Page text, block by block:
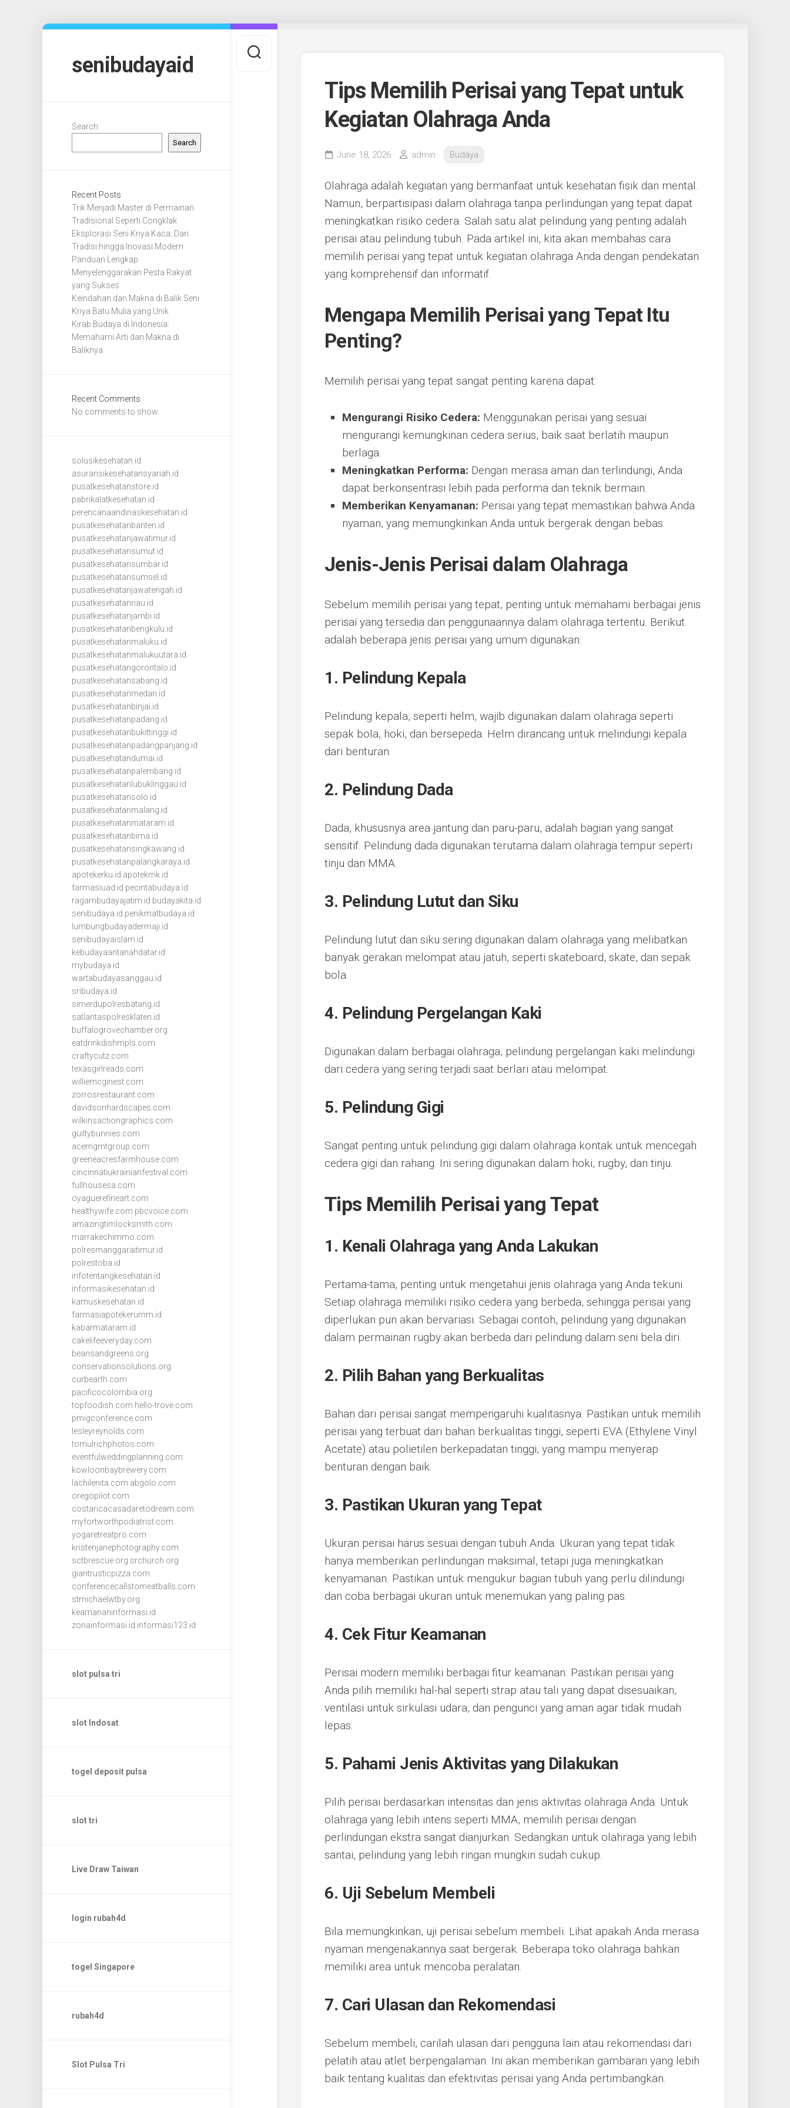
senibudayaid
Search
Search
Recent Posts
Trik Menjadi Master di Permainan
Tradisional Seperti Congklak
Eksplorasi Seni Kriya Kaca: Dari
Tradisi hingga Inovasi Modern
Panduan Lengkap
Menyelenggarakan Pesta Rakyat
yang Sukses
Keindahan dan Makna di Balik Seni
Kriya Batu Mulia yang Unik
Kirab Budaya di Indonesia:
Memahami Arti dan Makna di
Baliknya
Recent Comments
No comments to show.
solusikesehatan.id
asuransikesehatansyariah.id
pusatkesehatanstore.id
pabrikalatkesehatan.id
perencanaandinaskesehatan.id
pusatkesehatanbanten.id
pusatkesehatanjawatimur.id
pusatkesehatansumut.id
pusatkesehatansumbar.id
pusatkesehatansumsel.id
pusatkesehatanjawatengah.id
pusatkesehatanriau.id
pusatkesehatanjambi.id
pusatkesehatanbengkulu.id
pusatkesehatanmaluku.id
pusatkesehatanmalukuutara.id
pusatkesehatangorontalo.id
pusatkesehatansabang.id
pusatkesehatanmedan.id
pusatkesehatanbinjai.id
pusatkesehatanpadang.id
pusatkesehatanbukittinggi.id
pusatkesehatanpadangpanjang.id
pusatkesehatandumai.id
pusatkesehatanpalembang.id
pusatkesehatanlubuklinggau.id
pusatkesehatansolo.id
pusatkesehatanmalang.id
pusatkesehatanmataram.id
pusatkesehatanbima.id
pusatkesehatansingkawang.id
pusatkesehatanpalangkaraya.id
apotekerku.id apotekmk.id
farmasiuad.id pecintabudaya.id
ragambudayajatim.id budayakita.id
senibudaya.id penikmatbudaya.id
lumbungbudayadermaji.id
senibudayaislam.id
kebudayaantanahdatar.id
mybudaya.id
wartabudayasanggau.id
sribudaya.id
simerdupolresbatang.id
satlantaspolresklaten.id
buffalogrovechamber.org
eatdrinkdishmpls.com
craftycutz.com
texasgirlreads.com
williemcginest.com
zorrosrestaurant.com
davidsonhardscapes.com
wilkinsactiongraphics.com
guiltybunnies.com
acemgmtgroup.com
greeneacresfarmhouse.com
cincinnatiukrainianfestival.com
fullhousesa.com
oyaguerefineart.com
healthywife.com pbcvoice.com
amazingtimlocksmith.com
marrakechimmo.com
polresmanggaraitimur.id
polrestoba.id
infotentangkesehatan.id
informasikesehatan.id
kamuskesehatan.id
farmasiapotekerumm.id
kabarmataram.id
cakelifeeveryday.com
beansandgreens.org
conservationsolutions.org
curbearth.com
pacificocolombia.org
topfoodish.com hello-trove.com
pmigconference.com
lesleyreynolds.com
tomulrichphotos.com
eventfulweddingplanning.com
kowloonbaybrewery.com
lachilenita.com abgolo.com
oregopilot.com
costaricacasadaretodream.com
myfortworthpodiatrist.com
yogaretreatpro.com
kristenjanephotography.com
sctbrescue.org srchurch.org
giantrusticpizza.com
conferencecallstomeatballs.com
stmichaelwtby.org
keamananinformasi.id
zonainformasi.id informasi123.id
slot pulsa tri
slot Indosat
togel deposit pulsa
slot tri
Live Draw Taiwan
login rubah4d
togel Singapore
rubah4d
Slot Pulsa Tri
Tips Memilih Perisai yang Tepat untuk
Kegiatan Olahraga Anda
June 18, 2026 admin Budaya
Olahraga adalah kegiatan yang bermanfaat untuk kesehatan fisik dan mental.
Namun, berpartisipasi dalam olahraga tanpa perlindungan yang tepat dapat
meningkatkan risiko cedera. Salah satu alat pelindung yang penting adalah
perisai atau pelindung tubuh. Pada artikel ini, kita akan membahas cara
memilih perisai yang tepat untuk kegiatan olahraga Anda dengan pendekatan
yang komprehensif dan informatif.
Mengapa Memilih Perisai yang Tepat Itu
Penting?
Memilih perisai yang tepat sangat penting karena dapat:
Mengurangi Risiko Cedera: Menggunakan perisai yang sesuai
mengurangi kemungkinan cedera serius, baik saat berlatih maupun
berlaga.
Meningkatkan Performa: Dengan merasa aman dan terlindungi, Anda
dapat berkonsentrasi lebih pada performa dan teknik bermain.
Memberikan Kenyamanan: Perisai yang tepat memastikan bahwa Anda
nyaman, yang memungkinkan Anda untuk bergerak dengan bebas.
Jenis-Jenis Perisai dalam Olahraga
Sebelum memilih perisai yang tepat, penting untuk memahami berbagai jenis
perisai yang tersedia dan penggunaannya dalam olahraga tertentu. Berikut
adalah beberapa jenis perisai yang umum digunakan:
1. Pelindung Kepala
Pelindung kepala, seperti helm, wajib digunakan dalam olahraga seperti
sepak bola, hoki, dan bersepeda. Helm dirancang untuk melindungi kepala
dari benturan.
2. Pelindung Dada
Dada, khususnya area jantung dan paru-paru, adalah bagian yang sangat
sensitif. Pelindung dada digunakan terutama dalam olahraga tempur seperti
tinju dan MMA.
3. Pelindung Lutut dan Siku
Pelindung lutut dan siku sering digunakan dalam olahraga yang melibatkan
banyak gerakan melompat atau jatuh, seperti skateboard, skate, dan sepak
bola.
4. Pelindung Pergelangan Kaki
Digunakan dalam berbagai olahraga, pelindung pergelangan kaki melindungi
dari cedera yang sering terjadi saat berlari atau melompat.
5. Pelindung Gigi
Sangat penting untuk pelindung gigi dalam olahraga kontak untuk mencegah
cedera gigi dan rahang. Ini sering digunakan dalam hoki, rugby, dan tinju.
Tips Memilih Perisai yang Tepat
1. Kenali Olahraga yang Anda Lakukan
Pertama-tama, penting untuk mengetahui jenis olahraga yang Anda tekuni.
Setiap olahraga memiliki risiko cedera yang berbeda, sehingga perisai yang
diperlukan pun akan bervariasi. Sebagai contoh, pelindung yang digunakan
dalam permainan rugby akan berbeda dari pelindung dalam seni bela diri.
2. Pilih Bahan yang Berkualitas
Bahan dari perisai sangat mempengaruhi kualitasnya. Pastikan untuk memilih
perisai yang terbuat dari bahan berkualitas tinggi, seperti EVA (Ethylene Vinyl
Acetate) atau polietilen berkepadatan tinggi, yang mampu menyerap
benturan dengan baik.
3. Pastikan Ukuran yang Tepat
Ukuran perisai harus sesuai dengan tubuh Anda. Ukuran yang tepat tidak
hanya memberikan perlindungan maksimal, tetapi juga meningkatkan
kenyamanan. Pastikan untuk mengukur bagian tubuh yang perlu dilindungi
dan coba berbagai ukuran untuk menemukan yang paling pas.
4. Cek Fitur Keamanan
Perisai modern memiliki berbagai fitur keamanan. Pastikan perisai yang
Anda pilih memiliki hal-hal seperti strap atau tali yang dapat disesuaikan,
ventilasi untuk sirkulasi udara, dan pengunci yang aman agar tidak mudah
lepas.
5. Pahami Jenis Aktivitas yang Dilakukan
Pilih perisai berdasarkan intensitas dan jenis aktivitas olahraga Anda. Untuk
olahraga yang lebih intens seperti MMA, memilih perisai dengan
perlindungan ekstra sangat dianjurkan. Sedangkan untuk olahraga yang lebih
santai, pelindung yang lebih ringan mungkin sudah cukup.
6. Uji Sebelum Membeli
Bila memungkinkan, uji perisai sebelum membeli. Lihat apakah Anda merasa
nyaman mengenakannya saat bergerak. Beberapa toko olahraga bahkan
memiliki area untuk mencoba peralatan.
7. Cari Ulasan dan Rekomendasi
Sebelum membeli, carilah ulasan dari pengguna lain atau rekomendasi dari
pelatih atau atlet berpengalaman. Ini akan memberikan gambaran yang lebih
baik tentang kualitas dan efektivitas perisai yang Anda pertimbangkan.